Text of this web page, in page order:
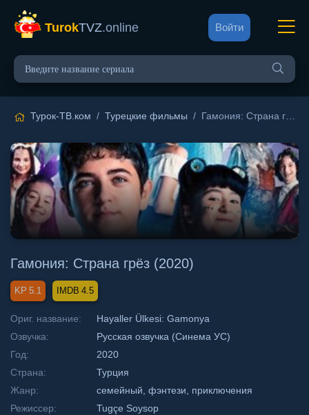
TurokTVZ.online Войти
Турок-ТВ.ком / Турецкие фильмы / Гамония: Страна грёз
Гамония: Страна грёз (2020)
5.1 4.5
Ориг. название:
Hayaller Ülkesi: Gamonya
Озвучка:
Русская озвучка (Синема УС)
Год:
2020
Страна:
Турция
Жанр:
семейный, фэнтези, приключения
Режиссер:
Tugçe Soysop